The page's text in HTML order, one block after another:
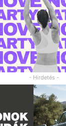
- Hirdetés -